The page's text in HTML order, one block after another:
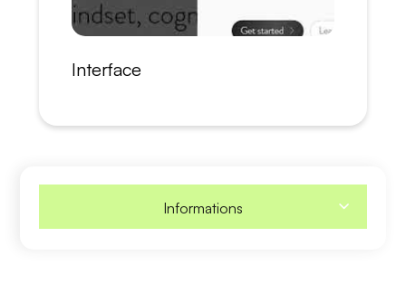
Interface
Informations